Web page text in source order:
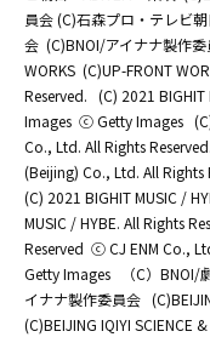
員会 (C)石森プロ・テレビ
会 (C)BNOI/アイナナ製作
WORKS (C)UP-FRONT
Reserved. (C) 2021 BIGHIT
Images ⓒ Getty Images
Co., Ltd. All Rights Reserved.
(Beijing) Co., Ltd. All Rights
(C) 2021 BIGHIT MUSIC /
MUSIC / HYBE. All Rights
Reserved ⓒ CJ ENM Co.,
Getty Images
（C）
イナナ製作委員会
(C)BEIJING IQIYI SCIENCE